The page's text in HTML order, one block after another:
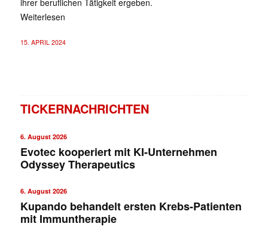
Weiterlesen
15. APRIL 2024
TICKERNACHRICHTEN
6. August 2026
Evotec kooperiert mit KI-Unternehmen
Odyssey Therapeutics
6. August 2026
Kupando behandelt ersten Krebs-Patienten
mit Immuntherapie